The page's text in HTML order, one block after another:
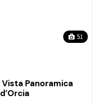
51
Vista Panoramica